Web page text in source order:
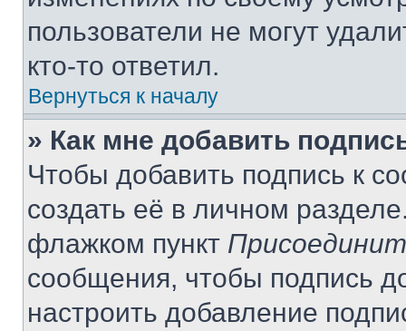
пользователи не могут
кто-то ответил.
Вернуться к началу
» Как мне добавить
Чтобы добавить подпись к
создать её в личном
флажком пункт
сообщения, чтобы подпись
настроить добавление